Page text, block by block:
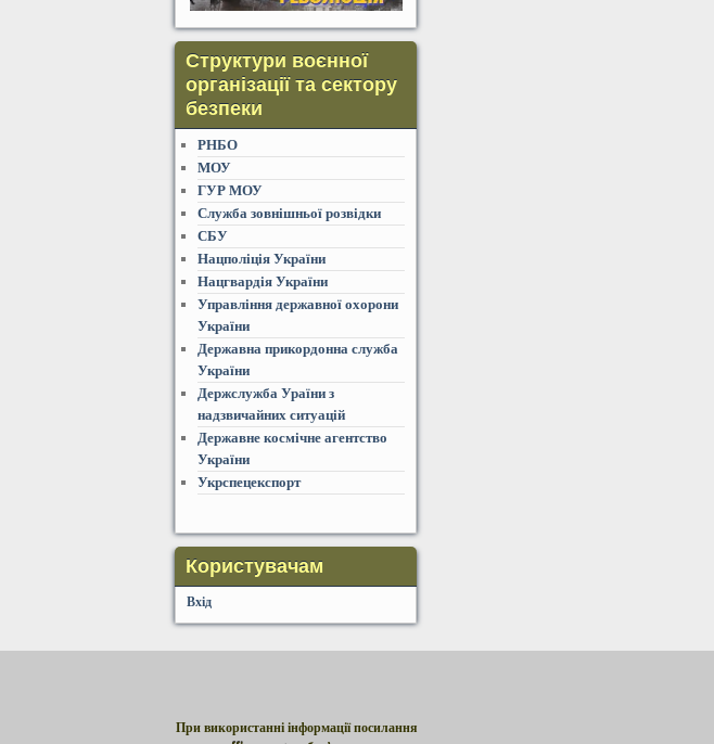
Структури воєнної
організації та сектору
безпеки
РНБО
МОУ
ГУР МОУ
Служба зовнішньої розвідки
СБУ
Нацполіція України
Нацгвардія України
Управління державної охорони
України
Державна прикордонна служба
України
Держслужба Ураїни з
надзвичайних ситуацій
Державне космічне агентство
України
Укрспецекспорт
Користувачам
Вхід
При використанні інформації посилання